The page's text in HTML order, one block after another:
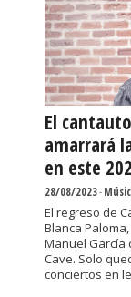
El
amarrará
en este
28/08/2023-
El regreso de
Blanca
Manuel García
Cave. Solo
conciertos en